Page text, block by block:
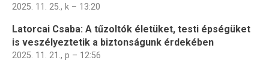
2025. 11. 25., k – 13:20
Latorcai Csaba: A tűzoltók életüket, testi épségüket
is veszélyeztetik a biztonságunk érdekében
2025. 11. 21., p – 12:56